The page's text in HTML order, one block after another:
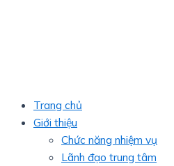
Trang chủ
Giới thiệu
Chức năng nhiệm vụ
Lãnh đạo trung tâm